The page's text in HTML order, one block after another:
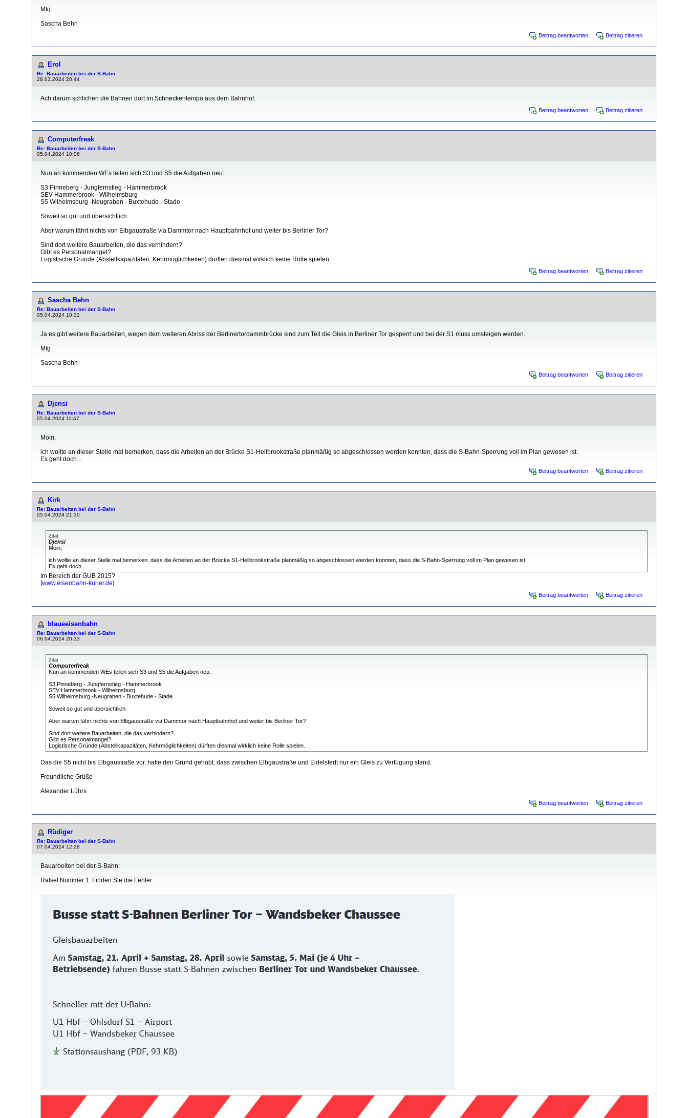
Mfg
Sascha Behn
Beitrag beantworten Beitrag zitieren
Erol
Re: Bauarbeiten bei der S-Bahn
28.03.2024 20:44
Ach darum schlichen die Bahnen dort im Schneckentempo aus dem Bahnhof.
Beitrag beantworten Beitrag zitieren
Computerfreak
Re: Bauarbeiten bei der S-Bahn
05.04.2024 10:06
Nun an kommenden WEs teilen sich S3 und S5 die Aufgaben neu:
S3 Pinneberg - Jungfernstieg - Hammerbrook
SEV Hammerbrook - Wilhelmsburg
S5 Wilhelmsburg -Neugraben - Buxtehude - Stade
Soweit so gut und übersichtlich.
Aber warum fährt nichts von Elbgaustraße via Dammtor nach Hauptbahnhof und weiter bis Berliner Tor?
Sind dort weitere Bauarbeiten, die das verhindern?
Gibt es Personalmangel?
Logistische Gründe (Abstellkapazitäten, Kehrmöglichkeiten) dürften diesmal wirklich keine Rolle spielen.
Beitrag beantworten Beitrag zitieren
Sascha Behn
Re: Bauarbeiten bei der S-Bahn
05.04.2024 10:32
Ja es gibt weitere Bauarbeiten, wegen dem weiteren Abriss der Berlinertordammbrücke sind zum Teil die Gleis in Berliner Tor gesperrt und bei der S1 muss umsteigen werden.
Mfg
Sascha Behn
Beitrag beantworten Beitrag zitieren
Djensi
Re: Bauarbeiten bei der S-Bahn
05.04.2024 11:47
Moin,
ich wollte an dieser Stelle mal bemerken, dass die Arbeiten an der Brücke S1-Hellbrookstraße planmäßig so abgeschlossen werden konnten, dass die S-Bahn-Sperrung voll im Plan gewesen ist.
Es geht doch...
Beitrag beantworten Beitrag zitieren
Kirk
Re: Bauarbeiten bei der S-Bahn
05.04.2024 21:30
Zitat
Djensi
Moin,
ich wollte an dieser Stelle mal bemerken, dass die Arbeiten an der Brücke S1-Hellbrookstraße planmäßig so abgeschlossen werden konnten, dass die S-Bahn-Sperrung voll im Plan gewesen ist.
Es geht doch...
Im Bereich der GUB 2015?
[www.eisenbahn-kurier.de]
Beitrag beantworten Beitrag zitieren
blaueeisenbahn
Re: Bauarbeiten bei der S-Bahn
06.04.2024 20:33
Zitat
Computerfreak
Nun an kommenden WEs teilen sich S3 und S5 die Aufgaben neu:
S3 Pinneberg - Jungfernstieg - Hammerbrook
SEV Hammerbrook - Wilhelmsburg
S5 Wilhelmsburg -Neugraben - Buxtehude - Stade
Soweit so gut und übersichtlich.
Aber warum fährt nichts von Elbgaustraße via Dammtor nach Hauptbahnhof und weiter bis Berliner Tor?
Sind dort weitere Bauarbeiten, die das verhindern?
Gibt es Personalmangel?
Logistische Gründe (Abstellkapazitäten, Kehrmöglichkeiten) dürften diesmal wirklich keine Rolle spielen.
Das die S5 nicht bis Elbgaustraße vor, hatte den Grund gehabt, dass zwischen Elbgaustraße und Eidelstedt nur ein Gleis zu Verfügung stand.
Freundliche Grüße
Alexander Lührs
Beitrag beantworten Beitrag zitieren
Rüdiger
Re: Bauarbeiten bei der S-Bahn
07.04.2024 12:28
Bauarbeiten bei der S-Bahn:
Rätsel Nummer 1: Finden Sie die Fehler